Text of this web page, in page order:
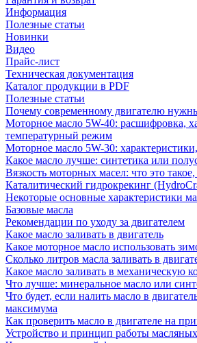
Информация
Полезные статьи
Новинки
Видео
Прайс-лист
Техническая документация
Каталог продукции в PDF
Полезные статьи
Почему современному двигателю
Моторное масло 5W-40: расшифровка,
температурный режим
Моторное масло 5W-30:
Какое масло лучше: синтетика или
Вязкость моторных масел: что это
Каталитический гидрокрекинг
Некоторые основные характеристики
Базовые масла
Рекомендации по уходу за двигателем
Какое масло заливать в двигатель
Какое моторное масло использовать
Сколько литров масла заливать в
Какое масло заливать в механическую
Что лучше: минеральное масло или
Что будет, если налить масло в
максимума
Как проверить масло в двигателе на
Устройство и принцип работы